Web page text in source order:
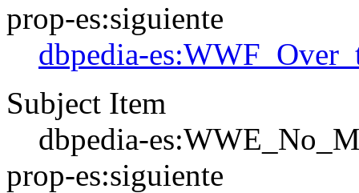
prop-es:siguiente
dbpedia-
Subject Item
dbpedia-
prop-es:siguiente